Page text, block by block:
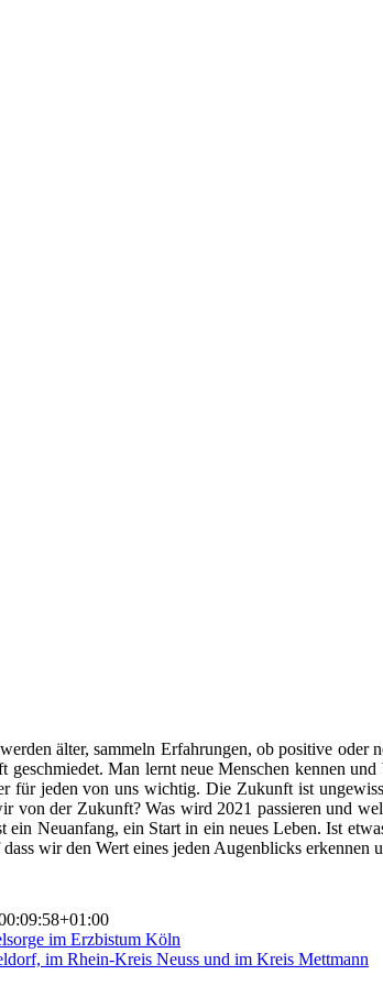
älter, sammeln Erfahrungen, ob positive
Man lernt neue Menschen kennen
für jeden von uns wichtig. Die Zukunft ist
von der Zukunft? Was wird 2021 passieren und
ein Neuanfang, ein Start in ein neues Leben. Ist
wir den Wert eines jeden Augenblicks erkennen
im Erzbistum Köln
im Rhein-Kreis Neuss und im Kreis Mettmann